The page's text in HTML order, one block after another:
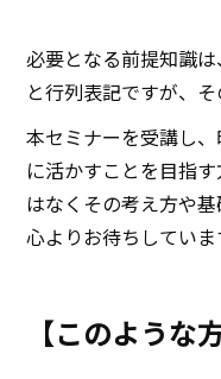
必要となる前提知識は
と行列表記ですが、
本セミナーを受講し
に活かすことを目指
はなくその考え方や
心よりお待ちしていま
【このような